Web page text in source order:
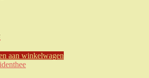
aan winkelwagen